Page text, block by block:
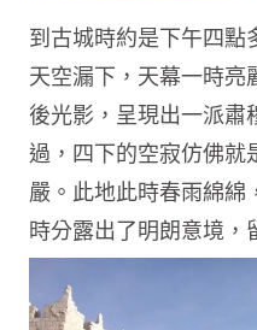
到古城時約是下午四點
天空漏下，天幕一時亮
後光影，呈現出一派肅
過，四下的空寂仿佛就
嚴。此地此時春雨綿綿
時分露出了明朗意境，